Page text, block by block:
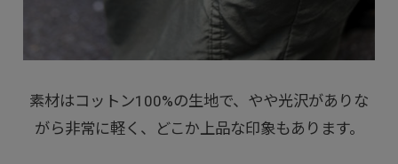
素材はコットン100%の生地で、やや光沢がありな
がら非常に軽く、どこか上品な印象もあります。